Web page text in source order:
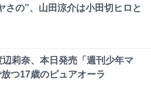
さの”、山田涼介は小田切ヒロと
辺莉奈、本日発売「週刊少年マ
つ17歳のピュアオーラ